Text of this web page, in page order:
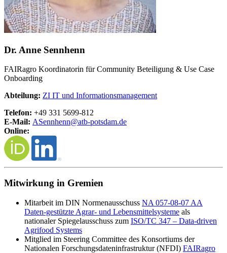
Dr. Anne Sennhenn
FAIRagro Koordinatorin für Community Beteiligung & Use Case
Onboarding
Abteilung: ZI IT und Informationsmanagement
Telefon: +49 331 5699-812
E-Mail: ASennhenn@atb-potsdam.de
Online:
Mitwirkung in Gremien
Mitarbeit im DIN Normenausschuss NA 057-08-07 AA
Daten-gestützte Agrar- und Lebensmittelsysteme als
nationaler Spiegelausschuss zum ISO/TC 347 – Data-driven
Agrifood Systems
Mitglied im Steering Committee des Konsortiums der
Nationalen Forschungsdateninfrastruktur (NFDI) FAIRagro